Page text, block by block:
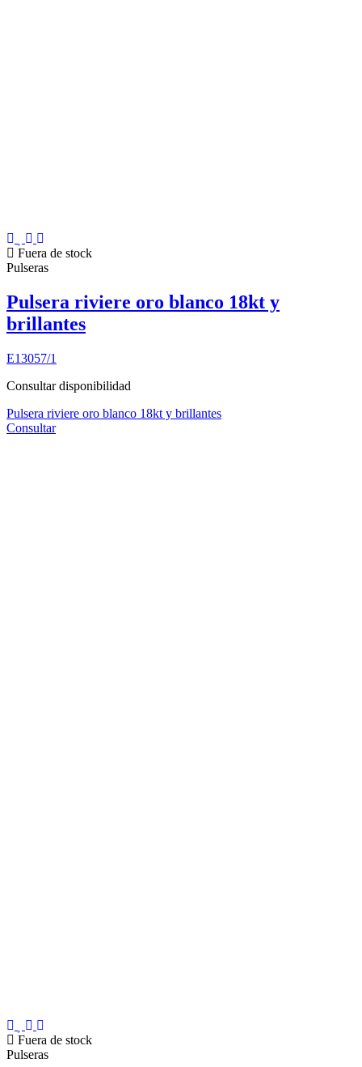
Fuera de stock
Pulseras
Pulsera riviere oro blanco 18kt y
brillantes
E13057/1
Consultar disponibilidad
Pulsera riviere oro blanco 18kt y brillantes
Consultar
Fuera de stock
Pulseras